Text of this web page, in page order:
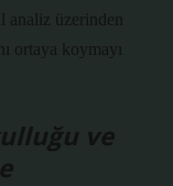
analiz üzerinden
ortaya koymayı
ve